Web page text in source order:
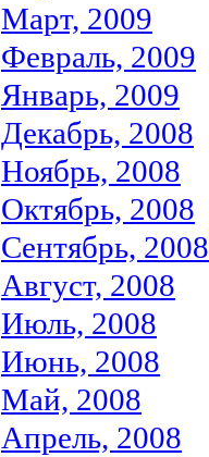
Март, 2009
Февраль, 2009
Январь, 2009
Декабрь, 2008
Ноябрь, 2008
Октябрь, 2008
Сентябрь, 2008
Август, 2008
Июль, 2008
Июнь, 2008
Май, 2008
Апрель, 2008